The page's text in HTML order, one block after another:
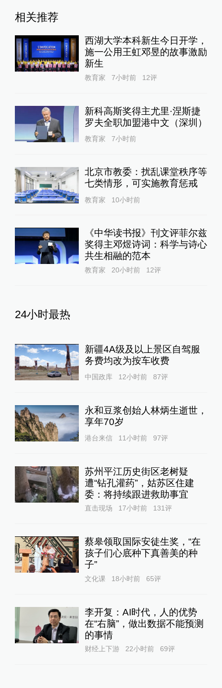
相关推荐
西湖大学本科新生今日开学，
施一公用王虹邓昱的故事激励
新生
教育家 7小时前 12评
新科高斯奖得主尤里·涅斯捷
罗夫全职加盟港中文（深圳）
教育家 7小时前
北京市教委：扰乱课堂秩序等
七类情形，可实施教育惩戒
教育家 10小时前
《中华读书报》刊文评菲尔兹
奖得主邓煜诗词：科学与诗心
共生相融的范本
教育家 20小时前 12评
24小时最热
新疆4A级及以上景区自驾服
务费均改为按车收费
中国政库 12小时前 87评
永和豆浆创始人林炳生逝世，
享年70岁
港台来信 11小时前 97评
苏州平江历史街区老树疑
遭“钻孔灌药”，姑苏区住建
委：将持续跟进救助事宜
直击现场 17小时前 131评
蔡皋领取国际安徒生奖，“在
孩子们心底种下真善美的种
子”
文化课 18小时前 65评
李开复：AI时代，人的优势
在“右脑”，做出数据不能预测
的事情
财经上下游 22小时前 69评